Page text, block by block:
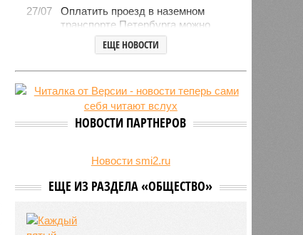
27/07
Оплатить проезд в наземном
транспорте Петербурга можно
будет по геолокации
Власти поручили сократить сроки
отключения горячей воды в
День ВМФ в Петербурге отметят
без главного военно-морского
парада и салюта
прав предложили ввести в
ЕЩЕ НОВОСТИ
НОВОСТИ ПАРТНЕРОВ
Новости smi2.ru
ЕЩЕ ИЗ РАЗДЕЛА «ОБЩЕСТВО»